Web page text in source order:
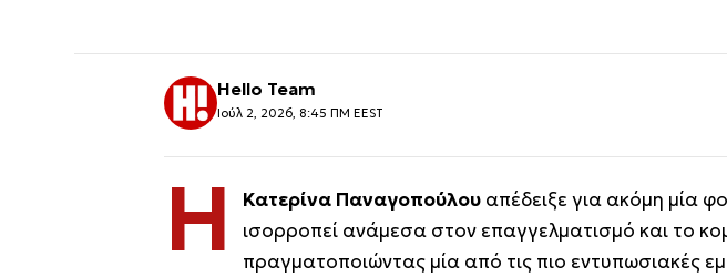
Hello Team
Ιούλ 2, 2026, 8:45 ΠΜ EEST
Η Κατερίνα Παναγοπούλουαπέδειξε για ακόμη μία
ισορροπεί ανάμεσα στον επαγγελματισμό και το
πραγματοποιώντας μία από τις πιο εντυπωσιακές